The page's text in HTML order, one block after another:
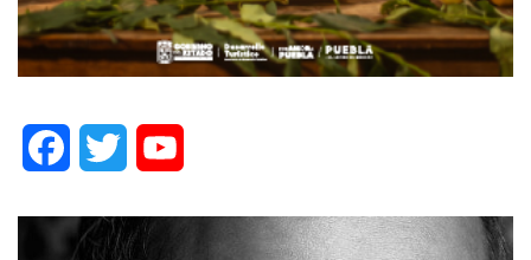
FacebookTwitter